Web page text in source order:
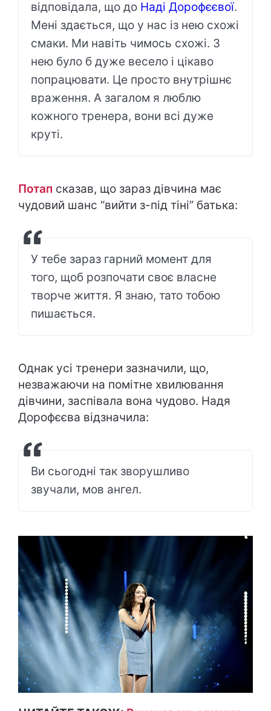
відповідала, що до Наді Дорофєєвої.
Мені здається, що у нас із нею схожі
смаки. Ми навіть чимось схожі. З
нею було б дуже весело і цікаво
попрацювати. Це просто внутрішнє
враження. А загалом я люблю
кожного тренера, вони всі дуже
круті.
Потап сказав, що зараз дівчина має
чудовий шанс “вийти з-під тіні” батька:
У тебе зараз гарний момент для
того, щоб розпочати своє власне
творче життя. Я знаю, тато тобою
пишається.
Однак усі тренери зазначили, що,
незважаючи на помітне хвилювання
дівчини, заспівала вона чудово. Надя
Дорофєєва відзначила:
Ви сьогодні так зворушливо
звучали, мов ангел.